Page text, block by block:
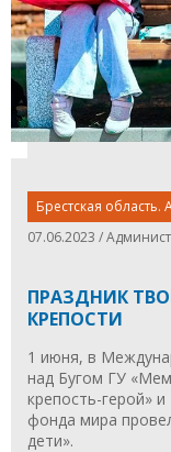
Брестская область.
07.06.2023 /
ПРАЗДНИК
КРЕПОСТИ
1 июня, в
над Бугом ГУ
крепость-герой»
фонда мира
дети».